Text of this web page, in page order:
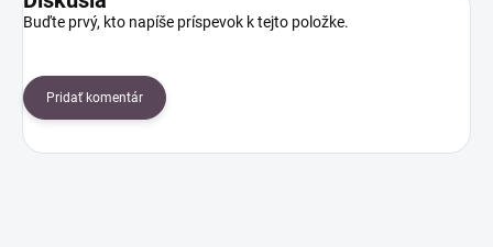
Buďte prvý, kto napíše príspevok k tejto položke.
Pridať komentár